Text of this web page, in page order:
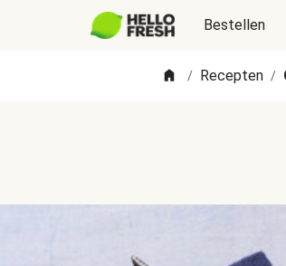
Bestellen
/ Recepten /